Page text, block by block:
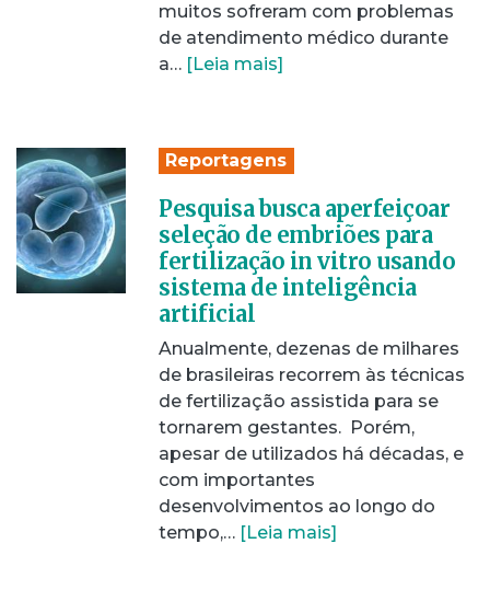
muitos sofreram com problemas
de atendimento médico durante
a… [Leia mais]
Reportagens
Pesquisa busca aperfeiçoar
seleção de embriões para
fertilização in vitro usando
sistema de inteligência
artificial
Anualmente, dezenas de milhares
de brasileiras recorrem às técnicas
de fertilização assistida para se
tornarem gestantes. Porém,
apesar de utilizados há décadas, e
com importantes
desenvolvimentos ao longo do
tempo,… [Leia mais]